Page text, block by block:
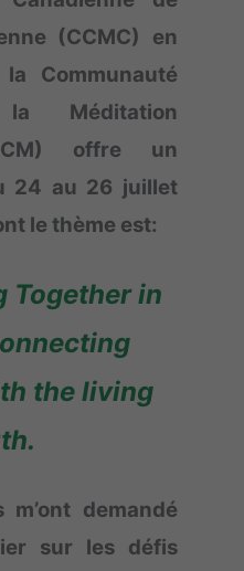
(CCMC) en
Communauté
Méditation
offre un
24 au 26 juillet
le thème est:
Together in
the living
m’ont demandé
sur les défis